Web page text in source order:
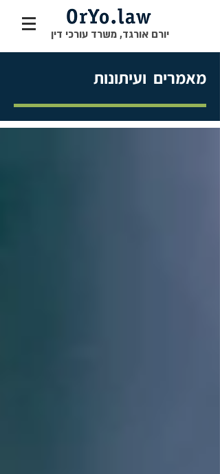
יורם אורגד, משרד עורכי דין
מאמרים ועיתונות